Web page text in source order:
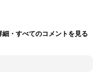
細・すべてのコメントを見る